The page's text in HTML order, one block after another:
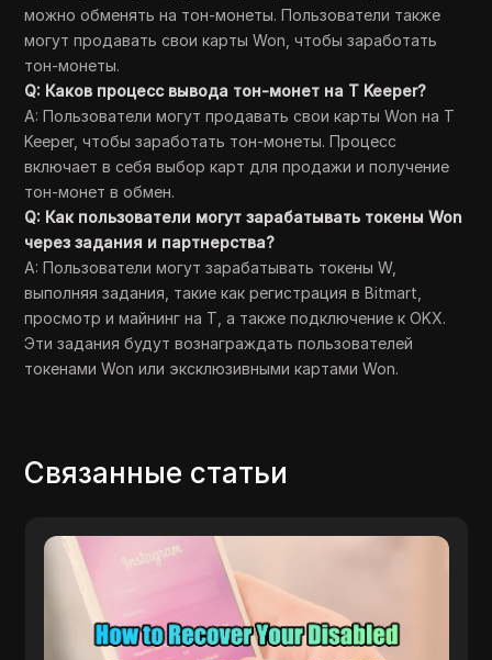
можно обменять на тон-монеты. Пользователи также
могут продавать свои карты Won, чтобы заработать
тон-монеты.
Q: Каков процесс вывода тон-монет на T Keeper?
A: Пользователи могут продавать свои карты Won на T
Keeper, чтобы заработать тон-монеты. Процесс
включает в себя выбор карт для продажи и получение
тон-монет в обмен.
Q: Как пользователи могут зарабатывать токены Won
через задания и партнерства?
A: Пользователи могут зарабатывать токены W,
выполняя задания, такие как регистрация в Bitmart,
просмотр и майнинг на T, а также подключение к OKX.
Эти задания будут вознаграждать пользователей
токенами Won или эксклюзивными картами Won.
Связанные статьи